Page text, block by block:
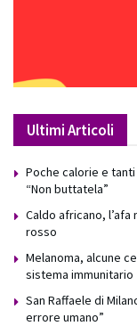
Ultimi Articoli
Poche calorie e tanti
“Non buttatela”
Caldo africano,
rosso
Melanoma, alcune
sistema immunitario
San Raffaele di
errore umano”